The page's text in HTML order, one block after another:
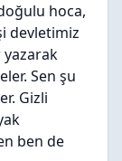
hoca,
devletimiz
Sen şu
Gizli
ben de